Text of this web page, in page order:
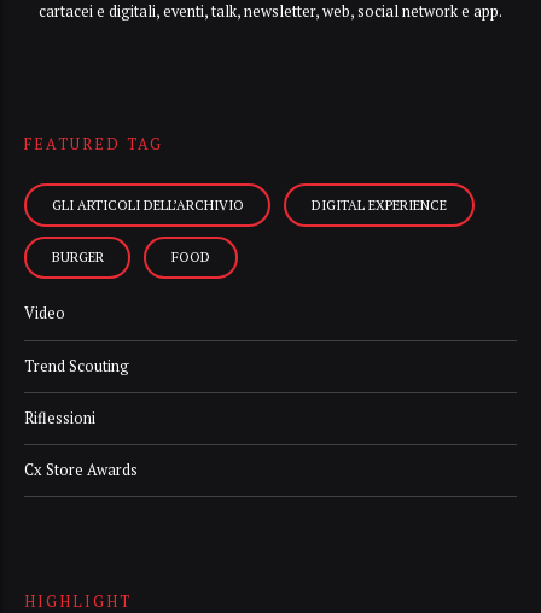
cartacei e digitali, eventi, talk, newsletter, web, social network e app.
FEATURED TAG
GLI ARTICOLI DELL’ARCHIVIO DIGITAL EXPERIENCE
BURGER FOOD
Video
Trend Scouting
Riflessioni
Cx Store Awards
HIGHLIGHT